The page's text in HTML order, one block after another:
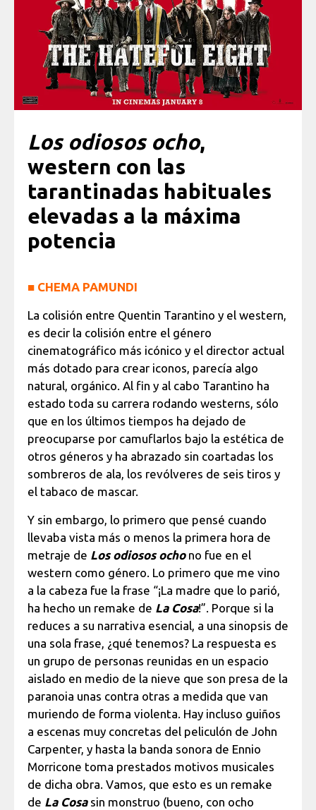
Los odiosos ocho,
western con las
tarantinadas habituales
elevadas a la máxima
potencia
■ CHEMA PAMUNDI
La colisión entre Quentin Tarantino y el western,
es decir la colisión entre el género
cinematográfico más icónico y el director actual
más dotado para crear iconos, parecía algo
natural, orgánico. Al fin y al cabo Tarantino ha
estado toda su carrera rodando westerns, sólo
que en los últimos tiempos ha dejado de
preocuparse por camuflarlos bajo la estética de
otros géneros y ha abrazado sin coartadas los
sombreros de ala, los revólveres de seis tiros y
el tabaco de mascar.
Y sin embargo, lo primero que pensé cuando
llevaba vista más o menos la primera hora de
metraje de Los odiosos ocho no fue en el
western como género. Lo primero que me vino
a la cabeza fue la frase “¡La madre que lo parió,
ha hecho un remake de La Cosa!”. Porque si la
reduces a su narrativa esencial, a una sinopsis de
una sola frase, ¿qué tenemos? La respuesta es
un grupo de personas reunidas en un espacio
aislado en medio de la nieve que son presa de la
paranoia unas contra otras a medida que van
muriendo de forma violenta. Hay incluso guiños
a escenas muy concretas del peliculón de John
Carpenter, y hasta la banda sonora de Ennio
Morricone toma prestados motivos musicales
de dicha obra. Vamos, que esto es un remake
de La Cosasin monstruo (bueno, con ocho